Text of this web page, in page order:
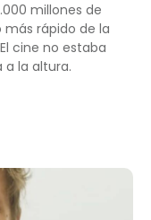
millones de
más rápido de la
cine no estaba
a la altura.